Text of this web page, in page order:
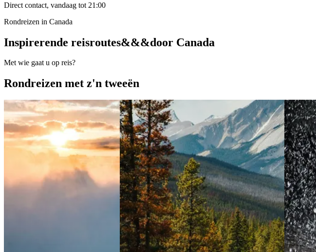
Direct contact, vandaag tot 21:00
Rondreizen in Canada
Inspirerende reisroutes&&&door Canada
Met wie gaat u op reis?
Rondreizen met z'n tweeën
View 3 weken&&Oost-Canada met z'n tweeën
View 5 weken&&&British Columbia & Alberta
met z'n tweeën